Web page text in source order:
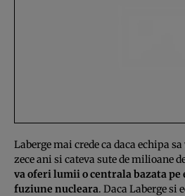
Laberge mai crede ca daca echipa
zece ani si cateva sute de milioane
va oferi lumii o centrala bazata
fuziune nucleara. Daca Laberge si